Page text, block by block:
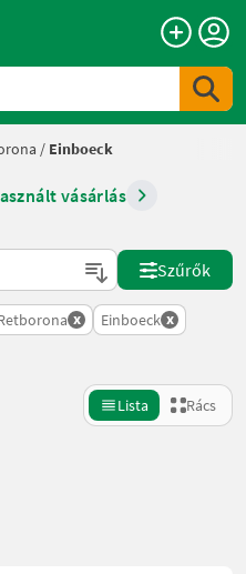
/ Einboeck
vásárlás
on
Szűrők
x Einboeck x
Lista Rács